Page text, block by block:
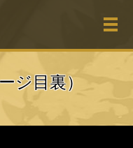
メ
ジ目裏）